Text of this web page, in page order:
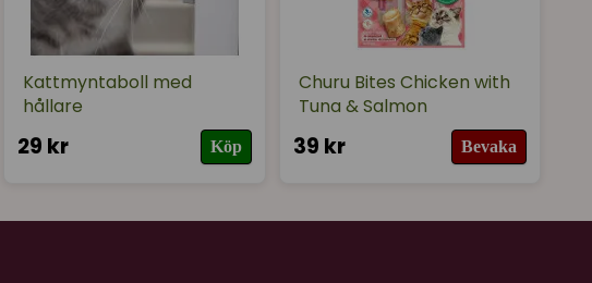
Kattmyntaboll med
hållare
29 kr Köp
Churu Bites Chicken with
Tuna & Salmon
39 kr Bevaka